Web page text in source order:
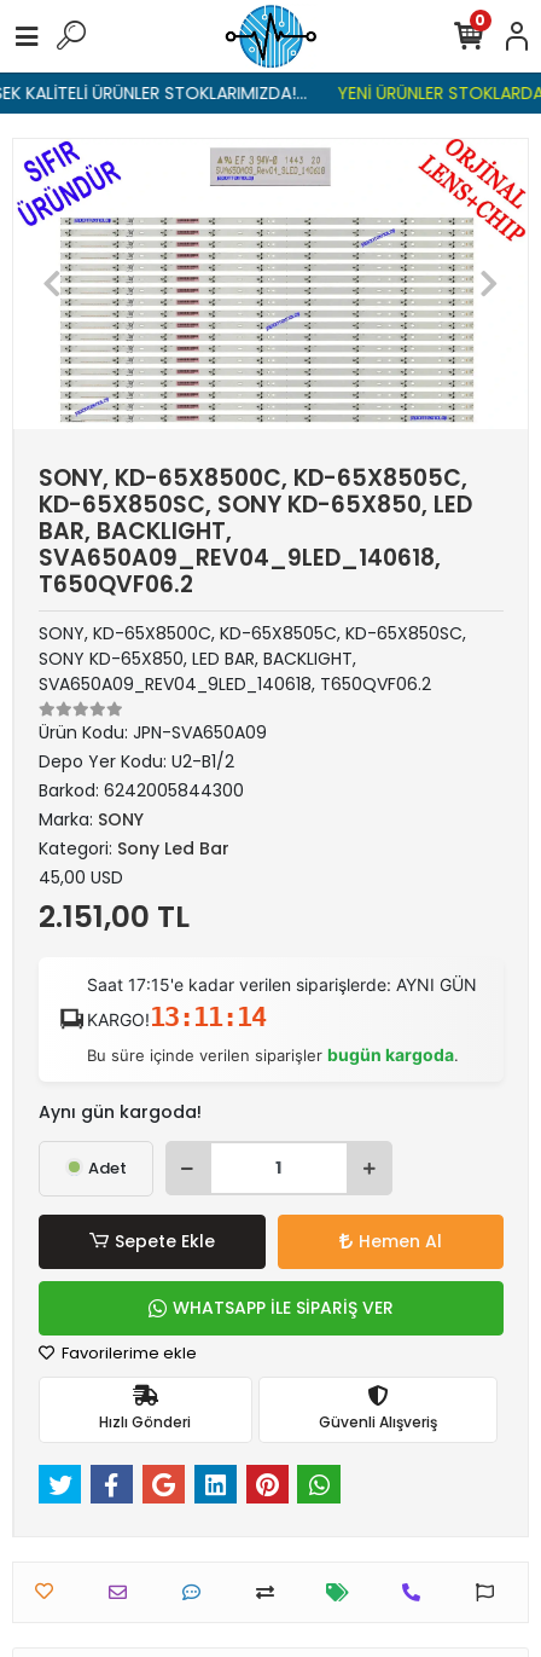
KALİTELİ ÜRÜNLER STOKLARIMIZDA!... YENİ ÜRÜNLER
0
SONY, KD-65X8500C, KD-65X8505C,
KD-65X850SC, SONY KD-65X850, LED
BAR, BACKLIGHT,
SVA650A09_REV04_9LED_140618,
T650QVF06.2
SONY, KD-65X8500C, KD-65X8505C, KD-65X850SC,
SONY KD-65X850, LED BAR, BACKLIGHT,
SVA650A09_REV04_9LED_140618, T650QVF06.2
Ürün Kodu: JPN-SVA650A09
Depo Yer Kodu: U2-B1/2
Barkod: 6242005844300
Marka: SONY
Kategori: Sony Led Bar
45,00 USD
2.151,00 TL
Saat 17:15'e kadar verilen siparişlerde: AYNI GÜN
KARGO!13:11:14
Bu süre içinde verilen siparişlerbugün kargoda.
Aynı gün kargoda!
Adet
Sepete Ekle Hemen Al
WHATSAPP İLE SİPARİŞ VER
Favorilerime ekle
Hızlı Gönderi Güvenli Alışveriş